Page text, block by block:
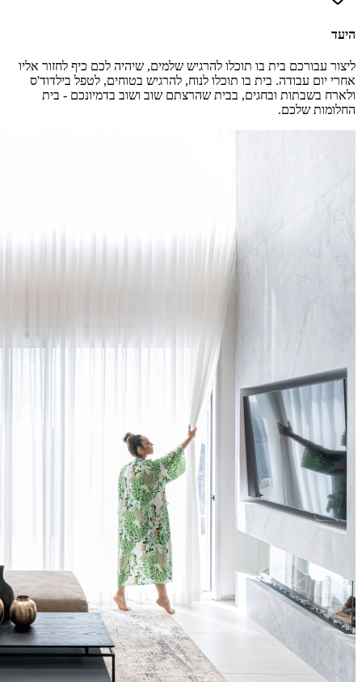
היעד
ליצור עבורכם בית בו תוכלו להרגיש שלמים, שיהיה לכם כיף לחזור אליו
אחרי יום עבודה. בית בו תוכלו לנוח, להרגיש בטוחים, לטפל בילדוד'ס
ולארח בשבתות ובחגים, בבית שהרצתם שוב ושוב בדמיונכם - בית
החלומות שלכם.